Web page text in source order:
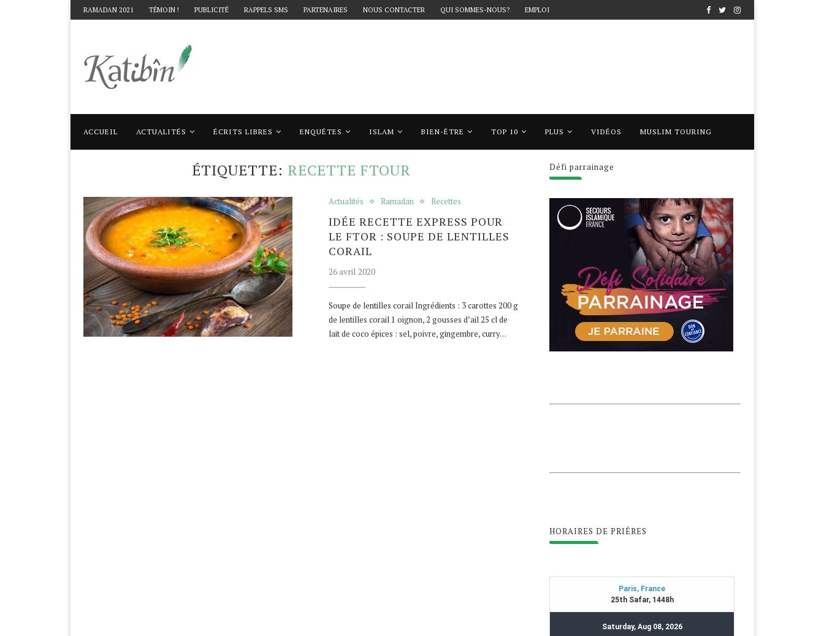
RAMADAN 2021 TÉMOIN ! PUBLICITÉ RAPPELS SMS PARTENAIRES NOUS CONTACTER QUI SOMMES-NOUS? EMPLOI
ACCUEIL ACTUALITÉS ÉCRITS LIBRES ENQUÊTES ISLAM BIEN-ÊTRE TOP 10 PLUS VIDÉOS MUSLIM TOURING
Accueil Mots clés Articles taggés avec "recette ftour"
ÉTIQUETTE: RECETTE FTOUR
Actualités Ramadan Recettes
IDÉE RECETTE EXPRESS POUR
LE FTOR : SOUPE DE LENTILLES
CORAIL
26 avril 2020
Soupe de lentilles corail Ingrédients : 3 carottes 200 g
de lentilles corail 1 oignon, 2 gousses d’ail 25 cl de
lait de coco épices : sel, poivre, gingembre, curry…
Défi parrainage
HORAIRES DE PRIÊRES